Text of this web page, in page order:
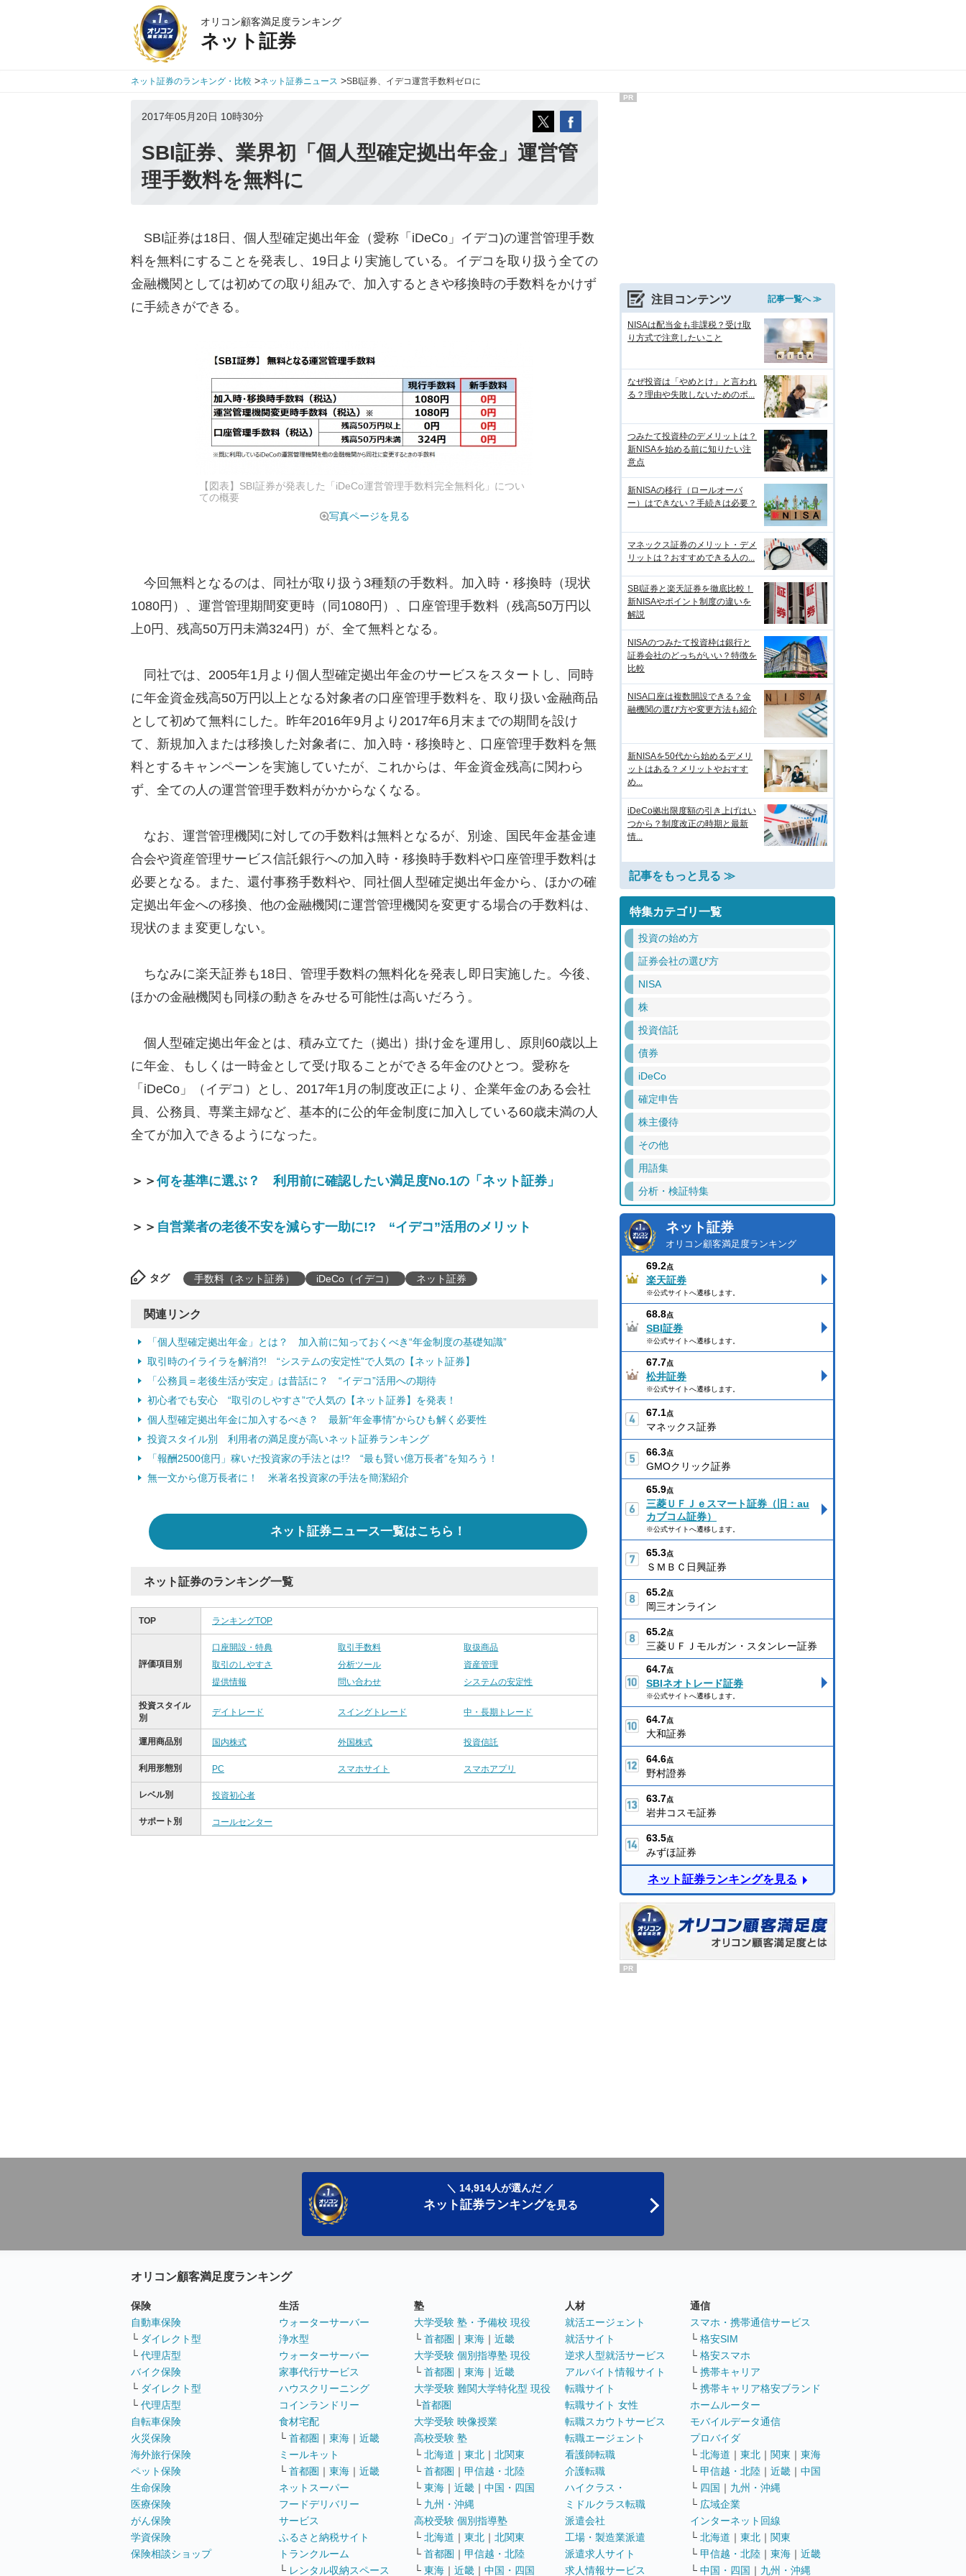
オリコン顧客満足度ランキング
ネット証券
ネット証券のランキング・比較 >ネット証券ニュース >SBI証券、イデコ運営手数料ゼロに
2017年05月20日 10時30分
SBI証券、業界初「個人型確定拠出年金」運営管
理手数料を無料に
SBI証券は18日、個人型確定拠出年金（愛称「iDeCo」イデコ)の運営管理手数
料を無料にすることを発表し、19日より実施している。イデコを取り扱う全ての
金融機関としては初めての取り組みで、加入するときや移換時の手数料をかけず
に手続きができる。
【図表】SBI証券が発表した「iDeCo運営管理手数料完全無料化」につい
ての概要
写真ページを見る
今回無料となるのは、同社が取り扱う3種類の手数料。加入時・移換時（現状
1080円）、運営管理期間変更時（同1080円）、口座管理手数料（残高50万円以
上0円、残高50万円未満324円）が、全て無料となる。
同社では、2005年1月より個人型確定拠出年金のサービスをスタートし、同時
に年金資金残高50万円以上となる対象者の口座管理手数料を、取り扱い金融商品
として初めて無料にした。昨年2016年9月より2017年6月末までの期間を設け
て、新規加入または移換した対象者に、加入時・移換時と、口座管理手数料を無
料とするキャンペーンを実施していたが、これからは、年金資金残高に関わら
ず、全ての人の運営管理手数料がかからなくなる。
なお、運営管理機関に対しての手数料は無料となるが、別途、国民年金基金連
合会や資産管理サービス信託銀行への加入時・移換時手数料や口座管理手数料は
必要となる。また、還付事務手数料や、同社個人型確定拠出年金から、ほかの確
定拠出年金への移換、他の金融機関に運営管理機関を変更する場合の手数料は、
現状のまま変更しない。
ちなみに楽天証券も18日、管理手数料の無料化を発表し即日実施した。今後、
ほかの金融機関も同様の動きをみせる可能性は高いだろう。
個人型確定拠出年金とは、積み立てた（拠出）掛け金を運用し、原則60歳以上
に年金、もしくは一時金として受け取ることができる年金のひとつ。愛称を
「iDeCo」（イデコ）とし、2017年1月の制度改正により、企業年金のある会社
員、公務員、専業主婦など、基本的に公的年金制度に加入している60歳未満の人
全てが加入できるようになった。
＞＞何を基準に選ぶ？ 利用前に確認したい満足度No.1の「ネット証券」
＞＞ 自営業者の老後不安を減らす一助に!? “イデコ”活用のメリット
タグ 手数料（ネット証券） iDeCo（イデコ） ネット証券
関連リンク
「個人型確定拠出年金」とは？ 加入前に知っておくべき“年金制度の基礎知識”
取引時のイライラを解消?! “システムの安定性”で人気の【ネット証券】
「公務員＝老後生活が安定」は昔話に？ “イデコ”活用への期待
初心者でも安心 “取引のしやすさ”で人気の【ネット証券】を発表！
個人型確定拠出年金に加入するべき？ 最新“年金事情”からひも解く必要性
投資スタイル別 利用者の満足度が高いネット証券ランキング
「報酬2500億円」稼いだ投資家の手法とは!? “最も賢い億万長者”を知ろう！
無一文から億万長者に！ 米著名投資家の手法を簡潔紹介
ネット証券ニュース一覧はこちら！
ネット証券のランキング一覧
TOP ランキングTOP
評価項目別
口座開設・特典 取引手数料
取扱商品
取引のしやすさ
分析ツール
資産管理
提供情報
問い合わせ システムの安定性
投資スタイル
別
デイトレード スイングトレード 中・長期トレード
運用商品別 国内株式 外国株式 投資信託
利用形態別 PC スマホサイト スマホアプリ
レベル別 投資初心者
サポート別 コールセンター
PR
注目コンテンツ 記事一覧へ ≫
NISAは配当金も非課税？受け取
り方式で注意したいこと
なぜ投資は「やめとけ」と言われ
る？理由や失敗しないためのポ...
つみたて投資枠のデメリットは？
新NISAを始める前に知りたい注
意点
新NISAの移行（ロールオーバ
ー）はできない？手続きは必要？
マネックス証券のメリット・デメ
リットは？おすすめできる人の...
SBI証券と楽天証券を徹底比較！
新NISAやポイント制度の違いを
解説
NISAのつみたて投資枠は銀行と
証券会社のどっちがいい？特徴を
比較
NISA口座は複数開設できる？金
融機関の選び方や変更方法も紹介
新NISAを50代から始めるデメリ
ットはある？メリットやおすす
め...
iDeCo拠出限度額の引き上げはい
つから？制度改正の時期と最新
情...
記事をもっと見る ≫
特集カテゴリ一覧
投資の始め方
証券会社の選び方
NISA
株
投資信託
債券
iDeCo
確定申告
株主優待
その他
用語集
分析・検証特集
ネット証券
オリコン顧客満足度ランキング
69.2点
楽天証券
※公式サイトへ遷移します。
68.8点
SBI証券
※公式サイトへ遷移します。
67.7点
松井証券
※公式サイトへ遷移します。
67.1点
マネックス証券
66.3点
GMOクリック証券
65.9点
三菱ＵＦＪｅスマート証券（旧：au
カブコム証券）
※公式サイトへ遷移します。
65.3点
ＳＭＢＣ日興証券
65.2点
岡三オンライン
65.2点
三菱ＵＦＪモルガン・スタンレー証券
64.7点
SBIネオトレード証券
※公式サイトへ遷移します。
64.7点
大和証券
64.6点
野村證券
63.7点
岩井コスモ証券
63.5点
みずほ証券
ネット証券ランキングを見る
PR
＼ 14,914人が選んだ ／
ネット証券ランキングを見る
オリコン顧客満足度ランキング
保険
自動車保険
└ ダイレクト型
└ 代理店型
バイク保険
└ ダイレクト型
└ 代理店型
自転車保険
火災保険
海外旅行保険
ペット保険
生命保険
医療保険
がん保険
学資保険
保険相談ショップ
生活
ウォーターサーバー
浄水型
ウォーターサーバー
家事代行サービス
ハウスクリーニング
コインランドリー
食材宅配
└ 首都圏 ｜ 東海 ｜ 近畿
ミールキット
└ 首都圏 ｜ 東海 ｜ 近畿
ネットスーパー
フードデリバリー
サービス
ふるさと納税サイト
トランクルーム
└ レンタル収納スペース
塾
大学受験 塾・予備校 現役
└ 首都圏 ｜ 東海 ｜ 近畿
大学受験 個別指導塾 現役
└ 首都圏 ｜ 東海 ｜ 近畿
大学受験 難関大学特化型 現役
└首都圏
大学受験 映像授業
高校受験 塾
└ 北海道 ｜ 東北 ｜ 北関東
└ 首都圏 ｜ 甲信越・北陸
└ 東海 ｜ 近畿 ｜ 中国・四国
└ 九州・沖縄
高校受験 個別指導塾
└ 北海道 ｜ 東北 ｜ 北関東
└ 首都圏 ｜ 甲信越・北陸
└ 東海 ｜ 近畿 ｜ 中国・四国
人材
就活エージェント
就活サイト
逆求人型就活サービス
アルバイト情報サイト
転職サイト
転職サイト 女性
転職スカウトサービス
転職エージェント
看護師転職
介護転職
ハイクラス・
ミドルクラス転職
派遣会社
工場・製造業派遣
派遣求人サイト
求人情報サービス
通信
スマホ・携帯通信サービス
└ 格安SIM
└ 格安スマホ
└ 携帯キャリア
└ 携帯キャリア格安ブランド
ホームルーター
モバイルデータ通信
プロバイダ
└ 北海道 ｜ 東北 ｜ 関東 ｜ 東海
└ 甲信越・北陸 ｜ 近畿 ｜ 中国
└ 四国 ｜ 九州・沖縄
└ 広域企業
インターネット回線
└ 北海道 ｜ 東北 ｜ 関東
└ 甲信越・北陸 ｜ 東海 ｜ 近畿
└ 中国・四国 ｜ 九州・沖縄